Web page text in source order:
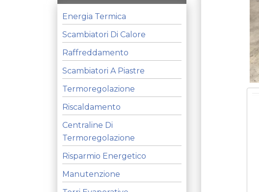
Energia Termica
Scambiatori Di Calore
Raffreddamento
Scambiatori A Piastre
Termoregolazione
Riscaldamento
Centraline Di
Termoregolazione
Risparmio Energetico
Manutenzione